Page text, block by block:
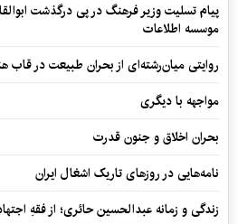
پیام تسلیت وزیر فرهنگ در پی درگذشت
موسسه اطلاعات
روایتی میان‌رشته‌ای از بحران طبیعت در قاب
مواجهه با دیگری
بحران اخلاق و جنون قدرت
نامه‌هایی در روزهای تاریک اشغال ایران
زندگی و زمانه عبدالحسین حائری؛ از فقهِ